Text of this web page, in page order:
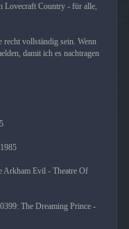
Lovecraft Country - für alle,
recht vollständig sein. Wenn
damit ich es nachtragen
Arkham Evil - Theatre Of
The Dreaming Prince -